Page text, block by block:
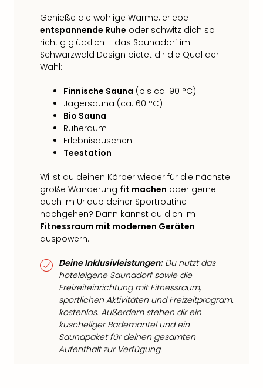
Genieße die wohlige Wärme, erlebe
entspannende Ruhe oder schwitz dich so
richtig glücklich – das Saunadorf im
Schwarzwald Design bietet dir die Qual der
Wahl:
Finnische Sauna (bis ca. 90 °C)
Jägersauna (ca. 60 °C)
Bio Sauna
Ruheraum
Erlebnisduschen
Teestation
Willst du deinen Körper wieder für die nächste
große Wanderung fit machen oder gerne
auch im Urlaub deiner Sportroutine
nachgehen? Dann kannst du dich im
Fitnessraum mit modernen Geräten
auspowern.
Deine Inklusivleistungen:Du nutzt das
hoteleigene Saunadorf sowie die
Freizeiteinrichtung mit Fitnessraum,
sportlichen Aktivitäten und Freizeitprogram.
kostenlos. Außerdem stehen dir ein
kuscheliger Bademantel und ein
Saunapaket für deinen gesamten
Aufenthalt zur Verfügung.